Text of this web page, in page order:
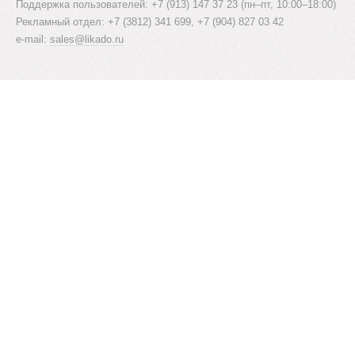
Поддержка пользователей: +7 (913) 147 37 23 (пн–пт, 10:00–18:00)
Рекламный отдел: +7 (3812) 341 699, +7 (904) 827 03 42
e-mail: sales@likado.ru